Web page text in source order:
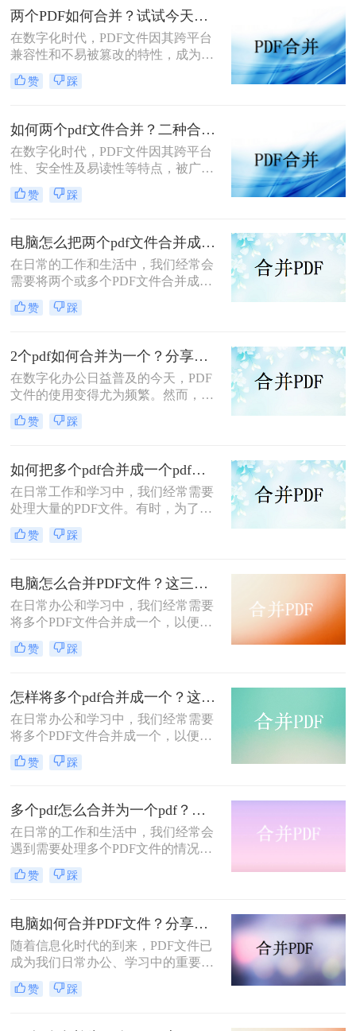
便捷的合并工具或方法就显得尤为重
要。那么多个pdf怎么合并成一个pdf
呢？本文将介绍几种常见的合并多个
PDF文件为一个PDF的方法，帮助你
轻松应对这一需求。
两个PDF如何合并？试试今天这两个方法！
在数字化时代，PDF文件因其跨平台
兼容性和不易被篡改的特性，成为了
我们工作、学习和生活中不可或缺的
一部分。然而，有时候我们需要将两
更好地管理和分享信息。那么，两个
PDF如何合并呢？本文将为您介绍几
种常见且实用的方法。
赞 踩
如何两个pdf文件合并？二种合并方法任你选择！
在数字化时代，PDF文件因其跨平台
性、安全性及易读性等特点，被广泛
用于各种场景，如工作汇报、学术研
究、资料共享等。然而，有时我们需
于统一管理和传阅。本文将详细介绍
如何两个pdf文件合并，帮助您轻松完
成这一任务。
赞 踩
电脑怎么把两个pdf文件合并成一个？这二招分分钟解决！
在日常的工作和生活中，我们经常会
需要将两个或多个PDF文件合并成一
个，以便于分享、保存或打印。本文
将详细介绍电脑怎么把两个pdf文件合
务。
赞 踩
2个pdf如何合并为一个？分享三种方法帮助你解决！
在数字化办公日益普及的今天，PDF
文件的使用变得尤为频繁。然而，有
时候我们可能会遇到需要将两个或多
个PDF文件合并为一个的情况，以便
2个pdf如何合并为一个呢？本文将为
您详细介绍几种实用的方法。
赞 踩
如何把多个pdf合并成一个pdf？分享二种方法帮助你解决！
在日常工作和学习中，我们经常需要
处理大量的PDF文件。有时，为了方
便查阅和管理，我们会希望将多个
PDF文件合并成一个。那么如何把多
几种实用的方法，帮助你轻松实现多
个PDF文件的合并。
赞 踩
电脑怎么合并PDF文件？这三种方法不要错过！
在日常办公和学习中，我们经常需要
将多个PDF文件合并成一个，以便于
统一管理和分享。那么电脑怎么合并
PDF文件呢？本文将介绍几种在电脑
实现文件整合。
赞 踩
怎样将多个pdf合并成一个？这三种操作方法十分简单!
​在日常办公和学习中，我们经常需要
将多个PDF文件合并成一个，以便于
管理和分享。那么怎样将多个pdf合并
成一个呢？本文将介绍三种将多个
高效完成文件整合。
赞 踩
多个pdf怎么合并为一个pdf？这三种方法可以试一试！
在日常的工作和生活中，我们经常会
遇到需要处理多个PDF文件的情况。
为了方便查阅、分享或存储，将多个
PDF文件合并成一个单独的PDF文件
怎么合并为一个pdf呢？本文将为您介
绍三种实用的方法，帮助您轻松实现
多个PDF文件的合并。
赞 踩
电脑如何合并PDF文件？分享常用的三种操作方法！
随着信息化时代的到来，PDF文件已
成为我们日常办公、学习中的重要资
料格式。然而，当需要处理多个PDF
文件时，合并它们成为一个单一的文
赞 踩